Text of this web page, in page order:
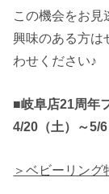
この機会をお見
興味のある方は
わせください♪
■岐阜店21周年
4/20（土）～5/6
＞ベビーリング